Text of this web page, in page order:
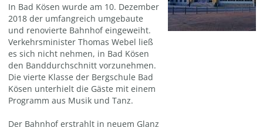
In Bad Kösen wurde am 10. Dezember
2018 der umfangreich umgebaute
und renovierte Bahnhof eingeweiht.
Verkehrsminister Thomas Webel ließ
es sich nicht nehmen, in Bad Kösen
den Banddurchschnitt vorzunehmen.
Die vierte Klasse der Bergschule Bad
Kösen unterhielt die Gäste mit einem
Programm aus Musik und Tanz.
Der Bahnhof erstrahlt in neuem Glanz